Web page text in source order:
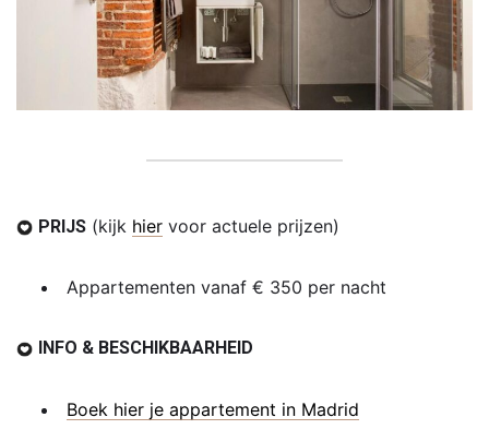
PRIJS (kijk hier voor actuele prijzen)
Appartementen vanaf € 350 per nacht
INFO & BESCHIKBAARHEID
Boek hier je appartement in Madrid